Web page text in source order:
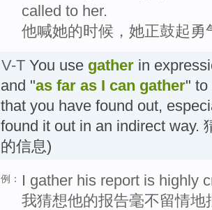
called to her.
他喊她的时候，她正鼓起勇
V-T You use gather in
and "as far as I can gather" to
that you have found out,
found it out in an indirect way.
的信息)
例：
I gather his report is highly
我猜想他的报告毫不留情地